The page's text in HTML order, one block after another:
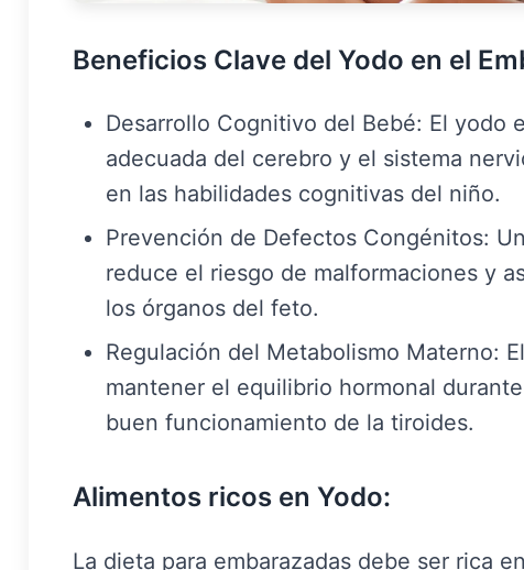
Beneficios Clave del Yodo en el
Desarrollo Cognitivo del Bebé: El yodo
adecuada del cerebro y el sistema
en las habilidades cognitivas del niño.
Prevención de Defectos Congénitos:
reduce el riesgo de malformaciones y
los órganos del feto.
Regulación del Metabolismo Materno:
mantener el equilibrio hormonal
buen funcionamiento de la tiroides.
Alimentos ricos en Yodo:
La dieta para embarazadas debe ser rica